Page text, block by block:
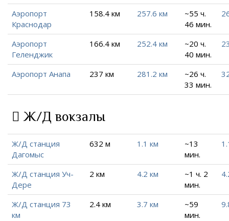
Аэропорт
Краснодар
158.4 км 257.6 км
~55 ч.
46 мин.
Аэропорт
Геленджик
166.4 км 252.4 км
~20 ч.
40 мин.
Аэропорт Анапа 237 км 281.2 км
~26 ч.
33 мин.
Ж/Д вокзалы
Ж/Д станция
Дагомыс
632 м 1.1 км
~13
мин.
Ж/Д станция Уч-
Дере
2 км 4.2 км
~1 ч. 2
мин.
Ж/Д станция 73
км
2.4 км 3.7 км
~59
мин.